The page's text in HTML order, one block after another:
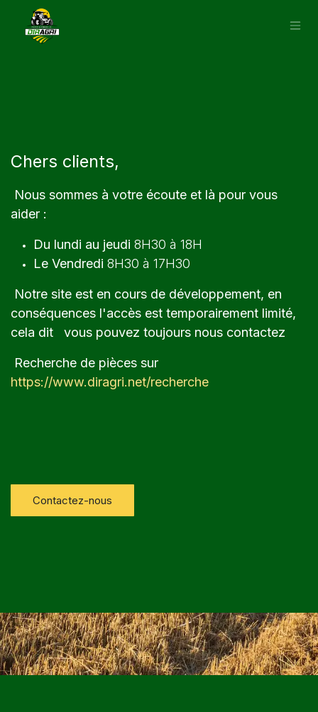
Se rendre au contenu
Chers clients,
Nous sommes à votre écoute et là pour vous
aider :
Du lundi au jeudi 8H30 à 18H
Le Vendredi 8H30 à 17H30
Notre site est en cours de développement, en
conséquences l'accès est temporairement limité,
cela dit vous pouvez toujours nous contactez
Recherche de pièces sur
https://www.diragri.net/recherche
Contactez-nous